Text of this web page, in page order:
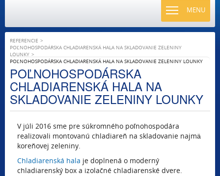
MENU
TOGGLE
REFERENCIE
POĽNOHOSPODÁRSKA CHLADIARENSKÁ HALA NA SKLADOVANIE ZELENINY
LOUNKY
POĽNOHOSPODÁRSKA CHLADIARENSKÁ HALA NA SKLADOVANIE ZELENINY LOUNKY
POĽNOHOSPODÁRSKA
CHLADIARENSKÁ HALA NA
SKLADOVANIE ZELENINY LOUNKY
V júli 2016 sme pre súkromného poľnohospodára
realizovali montovanú chladiareň na skladovanie najmä
koreňovej zeleniny.
Chladiarenská hala je doplnená o moderný
chladiarenský box a izolačné chladiarenské dvere.